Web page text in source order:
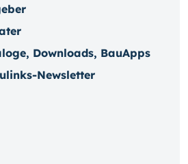
Downloads, BauApps
Newsletter